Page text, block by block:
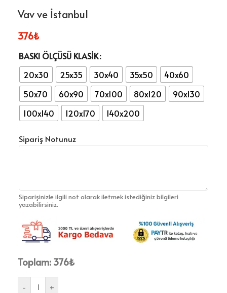
Vav ve İstanbul
376₺
BASKI ÖLÇÜSÜ KLASIK
20x30
25x35 30x40 35x50
40x60
50x70
60x90 70x100 80x120
90x130
100x140
120x170 140x200
Sipariş Notunuz
Siparişinizle ilgili not olarak iletmek istediğiniz bilgileri
yazabilirsiniz.
Toplam: 376₺
- +